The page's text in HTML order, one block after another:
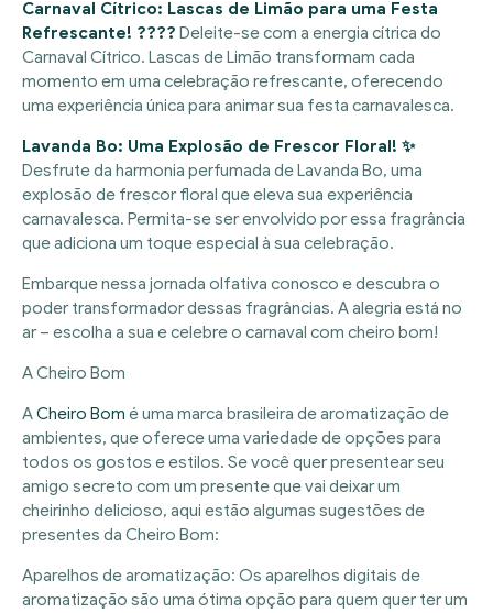
Carnaval Cítrico: Lascas de Limão para uma Festa
Refrescante! ???? Deleite-se com a energia cítrica do
Carnaval Cítrico. Lascas de Limão transformam cada
momento em uma celebração refrescante, oferecendo
uma experiência única para animar sua festa carnavalesca.
Lavanda Bo: Uma Explosão de Frescor Floral! ✨
Desfrute da harmonia perfumada de Lavanda Bo, uma
explosão de frescor floral que eleva sua experiência
carnavalesca. Permita-se ser envolvido por essa fragrância
que adiciona um toque especial à sua celebração.
Embarque nessa jornada olfativa conosco e descubra o
poder transformador dessas fragrâncias. A alegria está no
ar – escolha a sua e celebre o carnaval com cheiro bom!
A Cheiro Bom
ACheiro Bom é uma marca brasileira de aromatização de
ambientes, que oferece uma variedade de opções para
todos os gostos e estilos. Se você quer presentear seu
amigo secreto com um presente que vai deixar um
cheirinho delicioso, aqui estão algumas sugestões de
presentes da Cheiro Bom:
Aparelhos de aromatização: Os aparelhos digitais de
aromatização são uma ótima opção para quem quer ter um